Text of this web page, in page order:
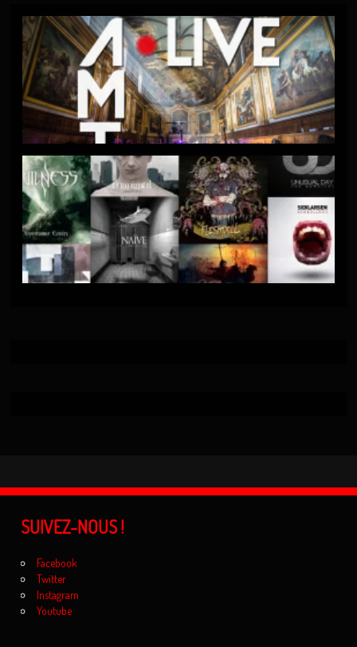
SUIVEZ-NOUS !
Facebook
Twitter
Instagram
Youtube